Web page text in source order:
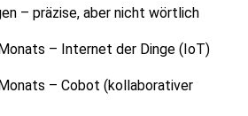
– präzise, aber nicht wörtlich
– Internet der Dinge (IoT)
– Cobot (kollaborativer